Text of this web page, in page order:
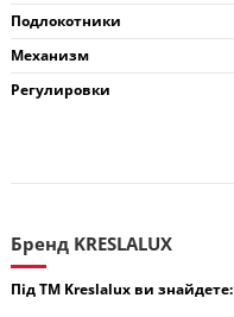
Подлокотники
Механизм
Регулировки
Бренд KRESLALUX
Під ТМ Kreslalux ви знайдете: